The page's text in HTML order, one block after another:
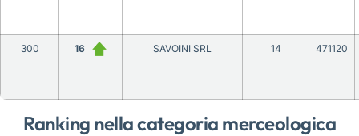
Ranking nella categoria merceologica
300 16 SAVOINI SRL 14 471120